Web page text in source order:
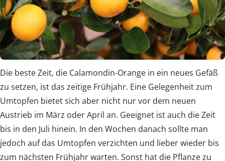
Die beste Zeit, die Calamondin-Orange in ein neues Gefäß
zu setzen, ist das zeitige Frühjahr. Eine Gelegenheit zum
Umtopfen bietet sich aber nicht nur vor dem neuen
Austrieb im März oder April an. Geeignet ist auch die Zeit
bis in den Juli hinein. In den Wochen danach sollte man
jedoch auf das Umtopfen verzichten und lieber wieder bis
zum nächsten Frühjahr warten. Sonst hat die Pflanze zu